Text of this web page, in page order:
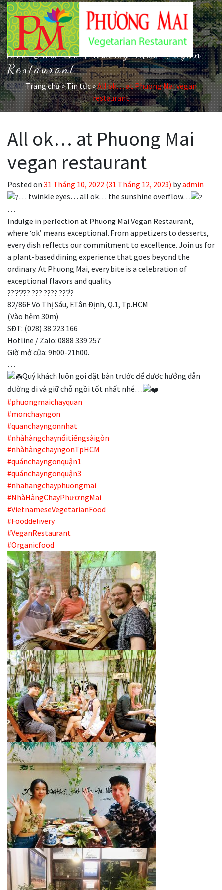
All Ok… At Phuong Mai Vegan
Restaurant
Trang chủ»Tin tức»All ok… at Phuong Mai vegan
restaurant
All ok… at Phuong Mai
vegan restaurant
Posted on 31 Tháng 10, 2022 (31 Tháng 12, 2023) byadmin
… twinkle eyes… all ok… the sunshine overflow…
…
Indulge in perfection at Phuong Mai Vegan Restaurant,
where ‘ok’ means exceptional. From appetizers to desserts,
every dish reflects our commitment to excellence. Join us for
a plant-based dining experience that goes beyond the
ordinary. At Phuong Mai, every bite is a celebration of
exceptional flavors and quality
???̛?̛?? ??? ???? ???́?
82/86F Võ Thị Sáu, F.Tân Định, Q.1, Tp.HCM
(Vào hẻm 30m)
SĐT: (028) 38 223 166
Hotline / Zalo: 0888 339 257
Giờ mở cửa: 9h00-21h00.
…
Quý khách luôn gọi đặt bàn trước để được hướng dẫn
đường đi và giữ chỗ ngồi tốt nhất nhé…
#phuongmaichayquan
#monchayngon
#quanchayngonnhat
#nhàhàngchaynổitiếngsàigòn
#nhàhàngchayngonTpHCM
#quánchayngonquận1
#quánchayngonquận3
#nhahangchayphuongmai
#NhàHàngChayPhươngMai
#VietnameseVegetarianFood
#Fooddelivery
#VeganRestaurant
#Organicfood